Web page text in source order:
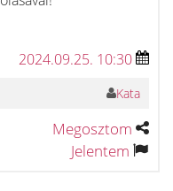
2024.09.25. 10:30
Kata
Megosztom
Jelentem